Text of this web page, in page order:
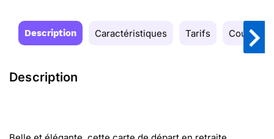
Description Caractéristiques Tarifs Couleurs
Description